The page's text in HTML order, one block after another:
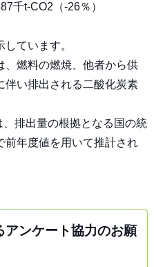
千t-CO2（-26％）
ています。
燃料の燃焼、他者から供
伴い排出される二酸化炭素
排出量の根拠となる国の統
前年度値を用いて推計され
アンケート協力のお願